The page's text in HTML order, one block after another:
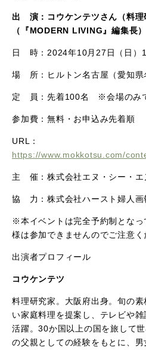
出 演：コウケンテツさん（料理
（『MODERN LIVING』編集長）
日 時：2024年10月27日（日）
場 所：ヒルトン名古屋（愛知県
定 員：先着100名 ※会場のみ
参加費：無料・お申込み先着順
URL：
https://www.mokkotsu.com/
主 催：株式会社エヌ・シー・エ
協 力：株式会社ハースト婦人画
※本イベントは完全予約制とな
様は参加できませんのでご注意く
出演者プロフィール
コウケンテツ
料理研究家。大阪府出身。旬の
い家庭料理を提案し、テレビや
活躍。30か国以上の国を旅して
の父親としての経験をもとに、